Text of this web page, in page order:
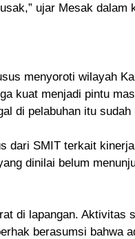
ujar Mesak dalam
menyoroti wilayah
kuat menjadi pintu
di pelabuhan itu sudah
dari SMIT terkait
dinilai belum
di lapangan. Aktivitas
berasumsi bahwa